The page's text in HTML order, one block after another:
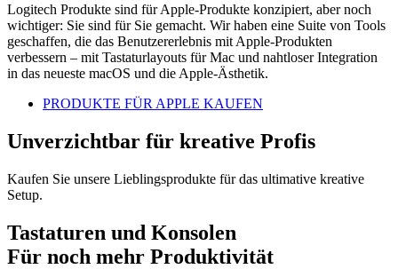
Logitech Produkte sind für Apple-Produkte konzipiert, aber noch
wichtiger: Sie sind für Sie gemacht. Wir haben eine Suite von Tools
geschaffen, die das Benutzererlebnis mit Apple-Produkten
verbessern – mit Tastaturlayouts für Mac und nahtloser Integration
in das neueste macOS und die Apple-Ästhetik.
PRODUKTE FÜR APPLE KAUFEN
Unverzichtbar für kreative Profis
Kaufen Sie unsere Lieblingsprodukte für das ultimative kreative
Setup.
Tastaturen und Konsolen
Für noch mehr Produktivität